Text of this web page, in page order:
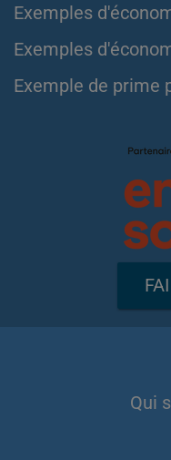
Exemples
Exemples
Exemple de prime
Qui